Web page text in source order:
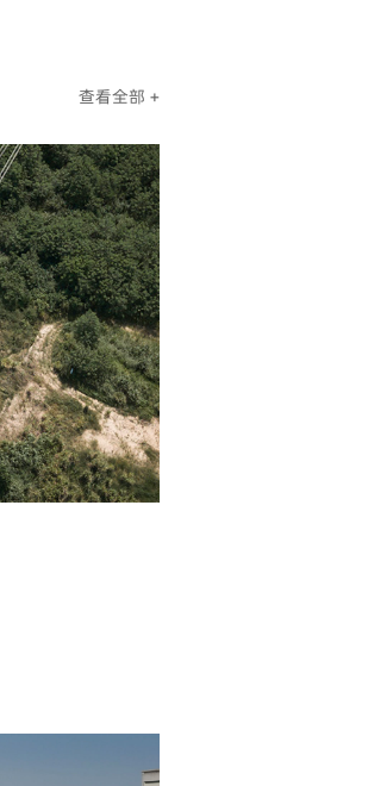
查看全部 +